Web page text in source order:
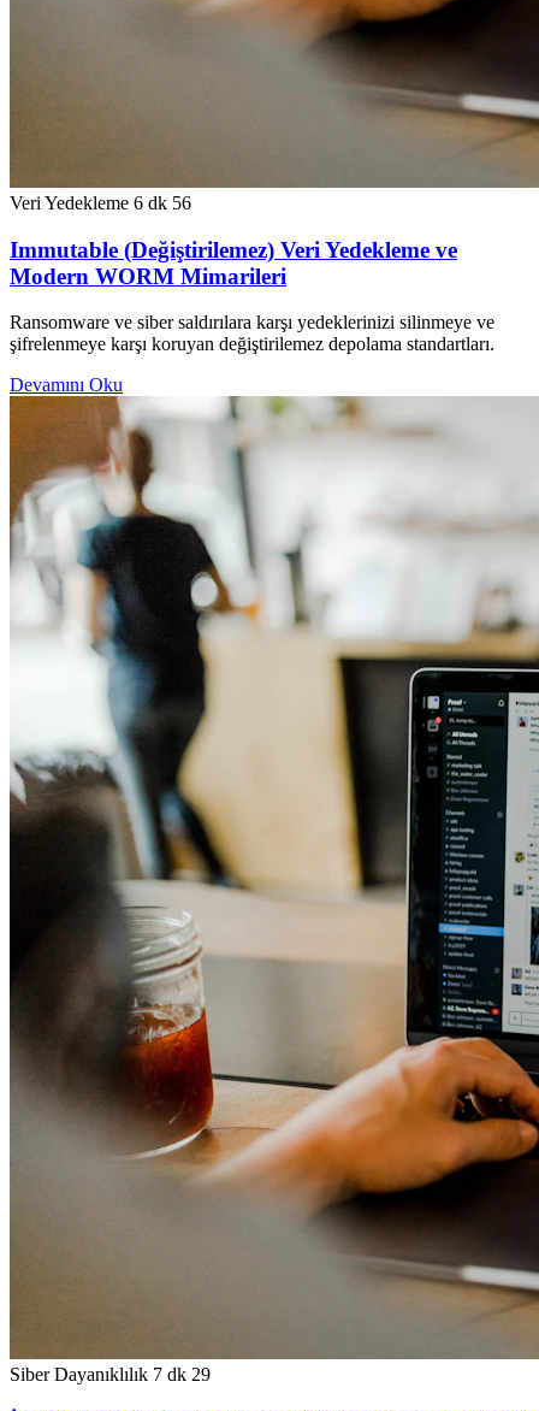
Veri Yedekleme 6 dk 56
Immutable (Değiştirilemez) Veri Yedekleme ve
Modern WORM Mimarileri
Ransomware ve siber saldırılara karşı yedeklerinizi silinmeye ve
şifrelenmeye karşı koruyan değiştirilemez depolama standartları.
Devamını Oku
Siber Dayanıklılık 7 dk 29